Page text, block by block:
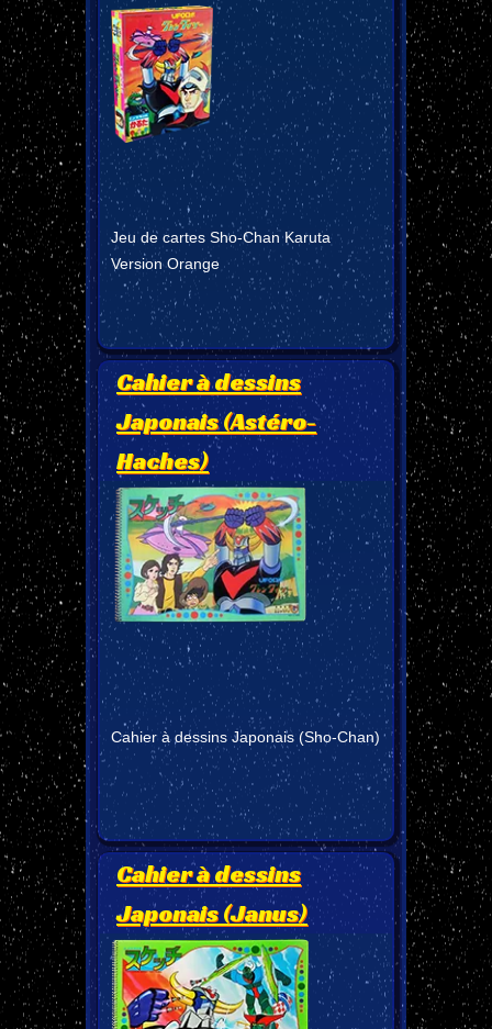
Jeu de cartes Sho-Chan Karuta
Version Orange
Cahier à dessins
Japonais (Astéro-
Haches)
Cahier à dessins Japonais (Sho-Chan)
Cahier à dessins
Japonais (Janus)